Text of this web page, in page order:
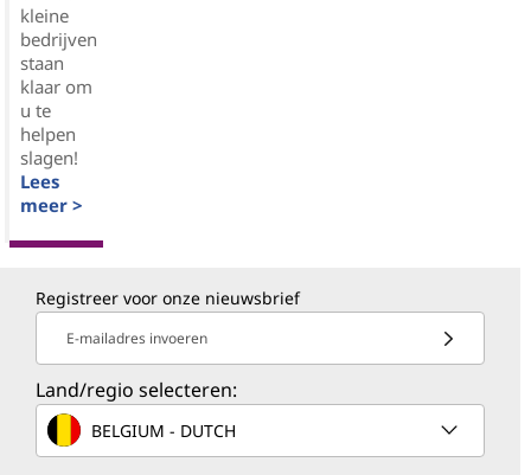
kleine
bedrijven
staan
klaar om
u te
helpen
slagen!
Lees
meer >
Registreer voor onze nieuwsbrief
E-mailadres invoeren
Land/regio selecteren:
BELGIUM - DUTCH